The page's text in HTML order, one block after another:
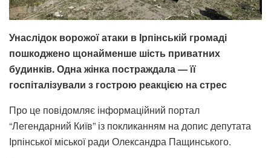
Унаслідок ворожої атаки в Ірпінській громаді
пошкоджено щонайменше шість приватних
будинків. Одна жінка постраждала — її
госпіталізували з гострою реакцією на стрес
Про це повідомляє інформаційний портал
“Легендарний Київ” із покликанням на допис депутата
Ірпінської міської ради Олександра Пащинського.